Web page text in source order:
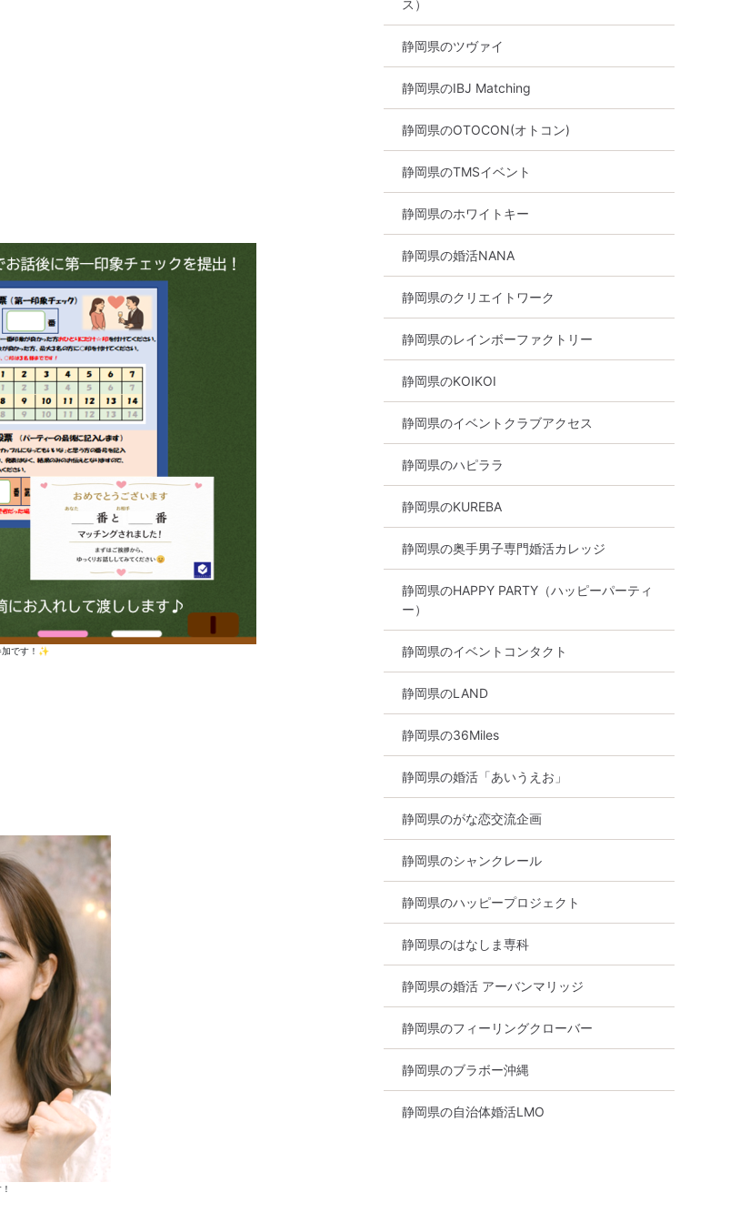
です！✨
ス）
静岡県のツヴァイ
静岡県のIBJ Matching
静岡県のOTOCON(オトコン)
静岡県のTMSイベント
静岡県のホワイトキー
静岡県の婚活NANA
静岡県のクリエイトワーク
静岡県のレインボーファクトリー
静岡県のKOIKOI
静岡県のイベントクラブアクセス
静岡県のハピララ
静岡県のKUREBA
静岡県の奥手男子専門婚活カレッジ
静岡県のHAPPY PARTY（ハッピーパーティ
ー）
静岡県のイベントコンタクト
静岡県のLAND
静岡県の36Miles
静岡県の婚活「あいうえお」
静岡県のがな恋交流企画
静岡県のシャンクレール
静岡県のハッピープロジェクト
静岡県のはなしま専科
静岡県の婚活 アーバンマリッジ
静岡県のフィーリングクローバー
静岡県のブラボー沖縄
静岡県の自治体婚活LMO